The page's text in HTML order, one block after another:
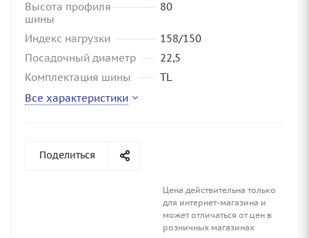
Высота профиля
шины
80
Индекс нагрузки
158/150
Посадочный диаметр
22,5
Комплектация шины
TL
Все характеристики
Поделиться
Цена действительна только
для интернет-магазина и
может отличаться от цен в
розничных магазинах